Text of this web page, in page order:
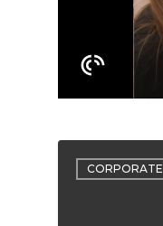
CORPORATE